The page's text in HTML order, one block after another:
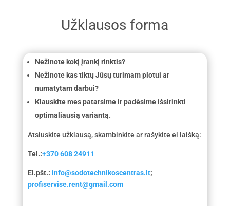
Užklausos forma
Nežinote kokį įrankį rinktis?
Nežinote kas tiktų Jūsų turimam plotui ar
numatytam darbui?
Klauskite mes patarsime ir padėsime išsirinkti
optimaliausią variantą.
Atsiuskite užklausą, skambinkite ar rašykite el laišką:
Tel.:+370 608 24911
El.pšt.: info@sodotechnikoscentras.lt;
profiservise.rent@gmail.com